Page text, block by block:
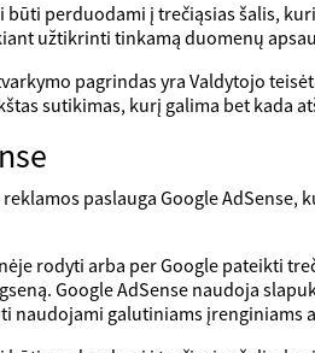
būti perduodami į trečiąsias šalis,
užtikrinti tinkamą duomenų
pagrindas yra Valdytojo
sutikimas, kurį galima bet kada
paslauga Google
rodyti arba per Google pateikti
Google AdSense naudoja
naudojami galutiniams įrenginiams